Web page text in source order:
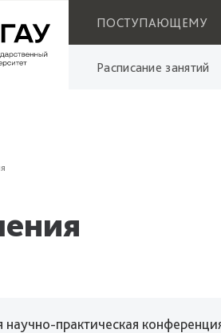
ПОСТУПАЮЩЕМУ
Расписание занятий
практическая